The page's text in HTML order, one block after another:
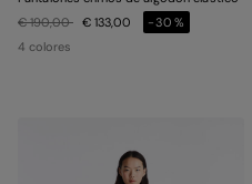
Precio rebajado de
€ 190,00a € 133,00
-30%
4 colores